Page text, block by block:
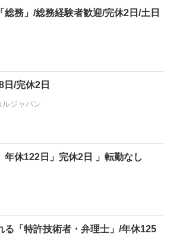
務」/総務経験者歓迎/完休2日/土日
日/完休2日
ジャパン
年休122日」完休2日 」転勤なし
る「特許技術者・弁理士」/年休125